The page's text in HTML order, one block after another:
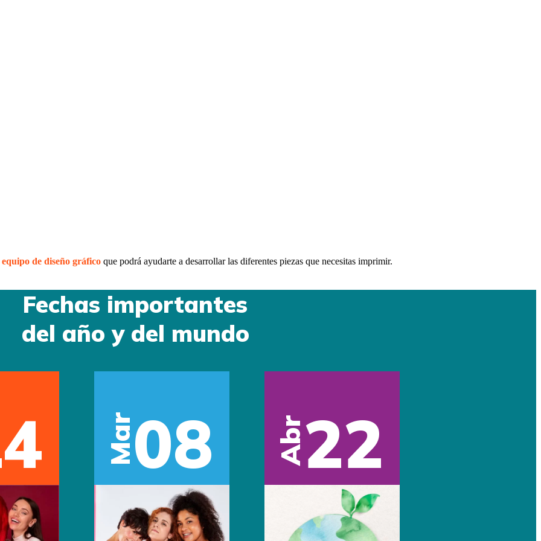
equipo de diseño gráfico que podrá ayudarte a desarrollar las diferentes piezas que necesitas imprimir.
Fechas importantes
del año y del mundo
Mar08 Abr22